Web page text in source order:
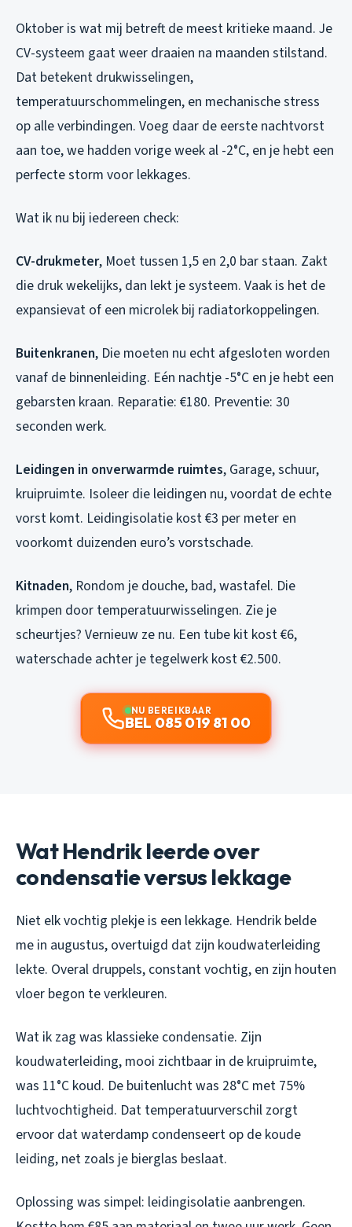
Oktober is wat mij betreft de meest kritieke maand. Je
CV-systeem gaat weer draaien na maanden stilstand.
Dat betekent drukwisselingen,
temperatuurschommelingen, en mechanische stress
op alle verbindingen. Voeg daar de eerste nachtvorst
aan toe, we hadden vorige week al -2°C, en je hebt een
perfecte storm voor lekkages.
Wat ik nu bij iedereen check:
CV-drukmeter, Moet tussen 1,5 en 2,0 bar staan. Zakt
die druk wekelijks, dan lekt je systeem. Vaak is het de
expansievat of een microlek bij radiatorkoppelingen.
Buitenkranen, Die moeten nu echt afgesloten worden
vanaf de binnenleiding. Eén nachtje -5°C en je hebt een
gebarsten kraan. Reparatie: €180. Preventie: 30
seconden werk.
Leidingen in onverwarmde ruimtes, Garage, schuur,
kruipruimte. Isoleer die leidingen nu, voordat de echte
vorst komt. Leidingisolatie kost €3 per meter en
voorkomt duizenden euro’s vorstschade.
Kitnaden, Rondom je douche, bad, wastafel. Die
krimpen door temperatuurwisselingen. Zie je
scheurtjes? Vernieuw ze nu. Een tube kit kost €6,
waterschade achter je tegelwerk kost €2.500.
NU BEREIKBAAR
BEL 085 019 81 00
Wat Hendrik leerde over
condensatie versus lekkage
Niet elk vochtig plekje is een lekkage. Hendrik belde
me in augustus, overtuigd dat zijn koudwaterleiding
lekte. Overal druppels, constant vochtig, en zijn houten
vloer begon te verkleuren.
Wat ik zag was klassieke condensatie. Zijn
koudwaterleiding, mooi zichtbaar in de kruipruimte,
was 11°C koud. De buitenlucht was 28°C met 75%
luchtvochtigheid. Dat temperatuurverschil zorgt
ervoor dat waterdamp condenseert op de koude
leiding, net zoals je bierglas beslaat.
Oplossing was simpel: leidingisolatie aanbrengen.